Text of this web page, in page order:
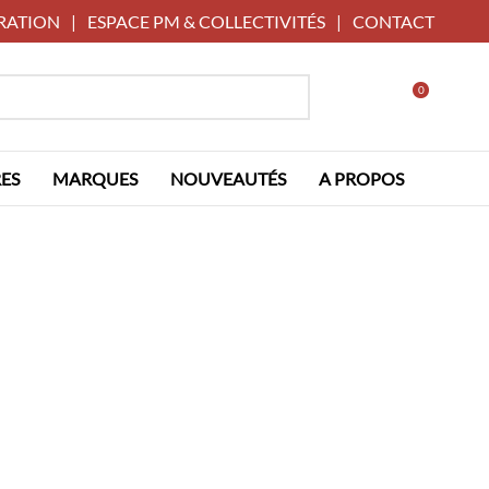
| ESPACE PM & COLLECTIVITÉS | CONTACT
0
MARQUES NOUVEAUTÉS A PROPOS